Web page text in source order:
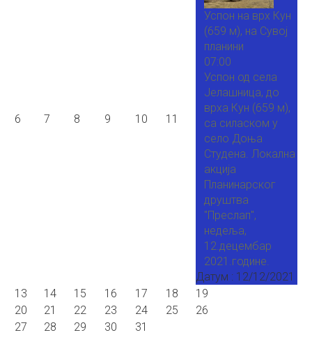
6 7 8 9 10 11
Успон на врх Кун
(659 м), на Сувој
планини
07:00
Успон од села
Јелашница, до
врха Кун (659 м),
са силаском у
село Доња
Студена. Локална
акција
Планинарског
друштва
"Преслап",
недеља,
12.децембар
2021.године.
Датум : 12/12/2021
13
14 15 16 17 18
19
20
21 22 23 24 25
26
27
28 29 30 31